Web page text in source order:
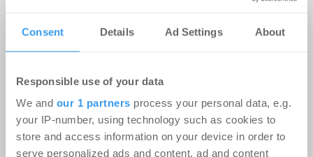
Consent Details Ad Settings About
Responsible use of your data
We and our 1 partners process your personal data, e.g.
your IP-number, using technology such as cookies to
store and access information on your device in order to
serve personalized ads and content, ad and content
Jahresvergleich
Wohnen | Märkte
Preisanstieg verliert an Schwung, real sinken die
Immobilienpreise im Jahresvergleich